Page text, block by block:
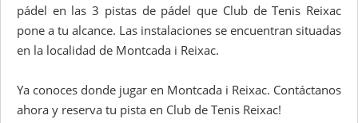
pádel en las 3 pistas de pádel que Club de Tenis Reixac
pone a tu alcance. Las instalaciones se encuentran situadas
en la localidad de Montcada i Reixac.
Ya conoces donde jugar en Montcada i Reixac. Contáctanos
ahora y reserva tu pista en Club de Tenis Reixac!